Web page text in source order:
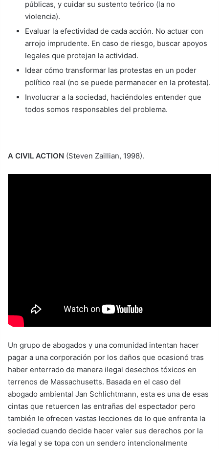
públicas, y cuidar su sustento teórico (la no
violencia).
Evaluar la efectividad de cada acción. No actuar con
arrojo imprudente. En caso de riesgo, buscar apoyos
legales que protejan la actividad.
Idear cómo transformar las protestas en un poder
político real (no se puede permanecer en la protesta).
Involucrar a la sociedad, haciéndoles entender que
todos somos responsables del problema.
A CIVIL ACTION (Steven Zaillian, 1998).
Un grupo de abogados y una comunidad intentan hacer
pagar a una corporación por los daños que ocasionó tras
haber enterrado de manera ilegal desechos tóxicos en
terrenos de Massachusetts. Basada en el caso del
abogado ambiental Jan Schlichtmann, esta es una de esas
cintas que retuercen las entrañas del espectador pero
también le ofrecen vastas lecciones de lo que enfrenta la
sociedad cuando decide hacer valer sus derechos por la
vía legal y se topa con un sendero intencionalmente